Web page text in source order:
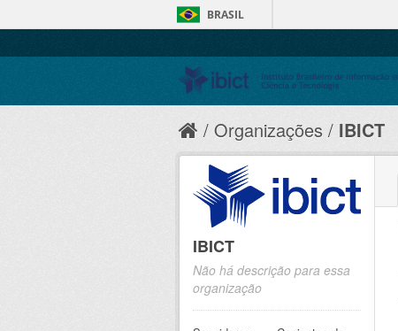
BRASIL
Organizações IBICT
IBICT
Não há descrição para essa
organização